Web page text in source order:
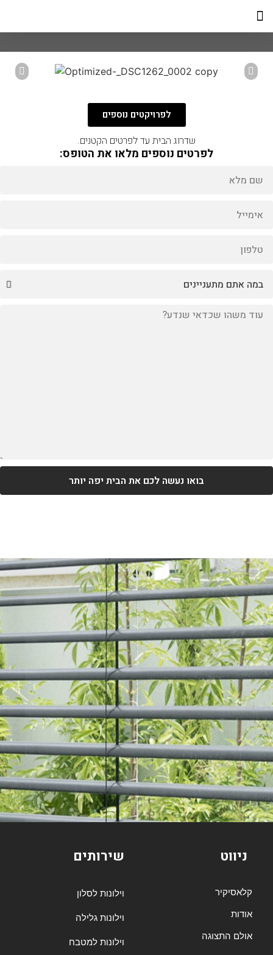
לפרויקטים נוספים
שדרוג הבית עד לפרטים הקטנים.
לפרטים נוספים מלאו את הטופס:
בואו נעשה לכם את הבית יפה יותר​
ניווט
קלאסיקיר
אודות
אולם התצוגה
שירותים
וילונות לסלון
וילונות גלילה
וילונות למטבח